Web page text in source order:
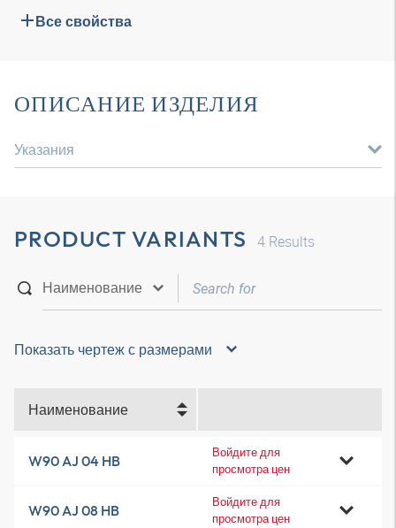
Все свойства
ОПИСАНИЕ ИЗДЕЛИЯ
Указания
PRODUCT VARIANTS 4 Results
Показать чертеж с размерами
Наименование
W90 AJ 04 HB
Войдите для
просмотра цен
W90 AJ 08 HB
Войдите для
просмотра цен